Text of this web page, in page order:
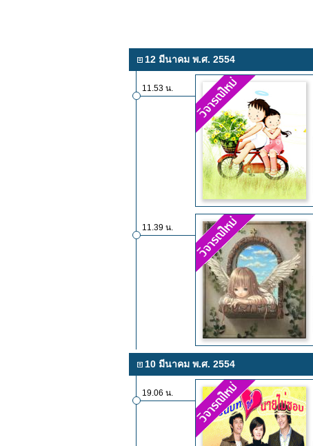
12 มีนาคม พ.ศ. 2554
11.53 น.
11.39 น.
10 มีนาคม พ.ศ. 2554
19.06 น.